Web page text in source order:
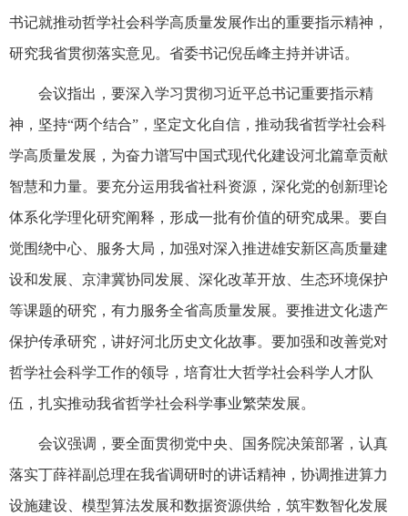
书记就推动哲学社会科学高质量发展作出的重要指示精神，
研究我省贯彻落实意见。省委书记倪岳峰主持并讲话。
会议指出，要深入学习贯彻习近平总书记重要指示精
神，坚持“两个结合”，坚定文化自信，推动我省哲学社会科
学高质量发展，为奋力谱写中国式现代化建设河北篇章贡献
智慧和力量。要充分运用我省社科资源，深化党的创新理论
体系化学理化研究阐释，形成一批有价值的研究成果。要自
觉围绕中心、服务大局，加强对深入推进雄安新区高质量建
设和发展、京津冀协同发展、深化改革开放、生态环境保护
等课题的研究，有力服务全省高质量发展。要推进文化遗产
保护传承研究，讲好河北历史文化故事。要加强和改善党对
哲学社会科学工作的领导，培育壮大哲学社会科学人才队
伍，扎实推动我省哲学社会科学事业繁荣发展。
会议强调，要全面贯彻党中央、国务院决策部署，认真
落实丁薛祥副总理在我省调研时的讲话精神，协调推进算力
设施建设、模型算法发展和数据资源供给，筑牢数智化发展